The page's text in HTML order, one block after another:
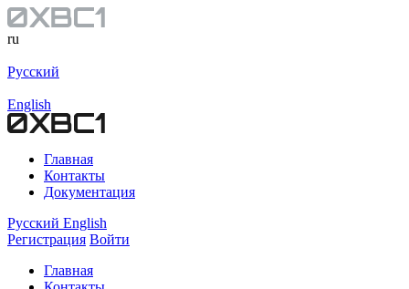
ru
Русский
English
Главная
Контакты
Документация
Русский English
Регистрация Войти
Главная